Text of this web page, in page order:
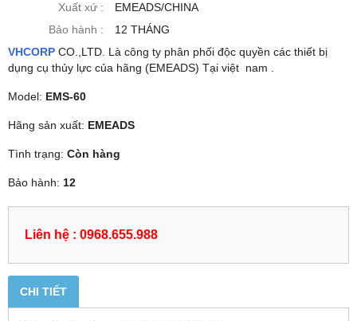
Xuất xứ :
EMEADS/CHINA
Bảo hành :
12 THÁNG
VHCORP CO.,LTD. Là công ty phân phối độc quyền các thiết bị
dụng cụ thủy lực của hãng (EMEADS) Tại việt nam .
Model: EMS-60
Hãng sản xuất: EMEADS
Tình trạng: Còn hàng
Bảo hành: 12
Liên hệ : 0968.655.988
CHI TIẾT